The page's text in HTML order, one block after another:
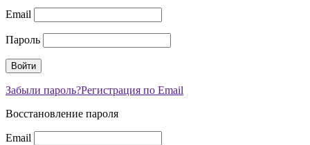
Email
Пароль
Забыли пароль?Регистрация по Email
Восстановление пароля
Email